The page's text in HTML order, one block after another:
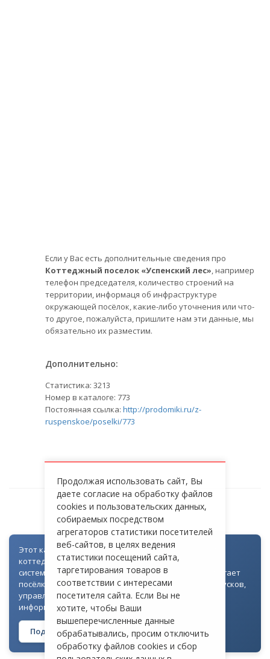
Если у Вас есть дополнительные сведения про
Коттеджный поселок «Успенский лес», например
телефон председателя, количество строений на
территории, информаця об инфраструктуре
окружающей посёлок, какие-либо уточнения или что-
то другое, пожалуйста, пришлите нам эти данные, мы
обязательно их разместим.
Дополнительно:
Статистика: 3213
Номер в каталоге: 773
Постоянная ссылка: http://prodomiki.ru/z-
ruspenskoe/poselki/773
УСПЕНСКИЙ ЛЕС
Этот каталог создан как часть цифровой экосистемы
коттеджных посёлков: для всех объектов доступна
система контроля доступа через Telegram. Она помогает
посёлкам автоматизировать выдачу гостевых пропусков,
управлять доступом на территорию и оперативно
информировать жителей
Подробнее о технологии →
Продолжая использовать сайт, Вы
даете согласие на обработку файлов
cookies и пользовательских данных,
собираемых посредством
агрегаторов статистики посетителей
веб-сайтов, в целях ведения
статистики посещений сайта,
таргетирования товаров в
соответствии с интересами
посетителя сайта. Если Вы не
хотите, чтобы Ваши
вышеперечисленные данные
обрабатывались, просим отключить
обработку файлов cookies и сбор